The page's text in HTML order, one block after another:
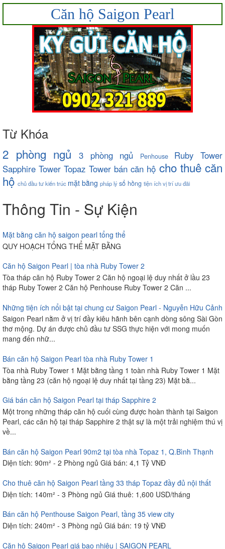
Căn hộ Saigon Pearl
Từ Khóa
2 phòng ngủ 3 phòng ngủ Penhouse
Ruby Tower
Sapphire Tower Topaz Tower bán căn hộ cho thuê căn
hộ chủ đầu tưkiến trúc mặt bằng pháp lýsổ hồng tiện íchvị tríưu đãi
Thông Tin - Sự Kiện
Mặt bằng căn hộ saigon pearl tổng thể
QUY HOẠCH TỔNG THỂ MẶT BẰNG
Căn hộ Saigon Pearl | tòa nhà Ruby Tower 2
Tòa tháp căn hộ Ruby Tower 2 Căn hộ ngoại lệ duy nhất ở lầu 23
tháp Ruby Tower 2 Căn hộ Penhouse Ruby Tower 2 Căn ...
Những tiện ích nổi bật tại chung cư Saigon Pearl - Nguyễn Hữu Cảnh
Saigon Pearl nằm ở vị trí đầy kiêu hãnh bên cạnh dòng sông Sài Gòn
thơ mộng. Dự án được chủ đầu tư SSG thực hiện với mong muốn
mang đến nhữ...
Bán căn hộ Saigon Pearl tòa nhà Ruby Tower 1
Tòa nhà Ruby Tower 1 Mặt bằng tầng 1 toàn nhà Ruby Tower 1 Mặt
bằng tầng 23 (căn hộ ngoại lệ duy nhất tại tầng 23) Mặt bằ...
Giá bán căn hộ Saigon Pearl tại tháp Sapphire 2
Một trong những tháp căn hộ cuối cùng được hoàn thành tại Saigon
Pearl, các căn hộ tại tháp Sapphire 2 thật sự là một trải nghiệm thú vị
về...
Bán căn hộ Saigon Pearl 90m2 tại tòa nhà Topaz 1, Q.Bình Thạnh
Diện tích: 90m² - 2 Phòng ngủ Giá bán: 4,1 Tỷ VNĐ
Cho thuê căn hộ Saigon Pearl tầng 33 tháp Topaz đầy đủ nội thất
Diện tích: 140m² - 3 Phòng ngủ Giá thuê: 1,600 USD/tháng
Bán căn hộ Penthouse Saigon Pearl, tầng 35 view city
Diện tích: 240m² - 3 Phòng ngủ Giá bán: 19 tỷ VNĐ
Căn hộ Saigon Pearl giá bao nhiêu | SAIGON PEARL